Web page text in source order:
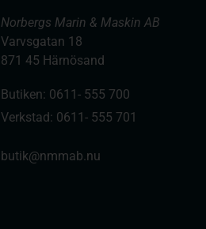
Norbergs Marin & Maskin AB
Varvsgatan 18
871 45 Härnösand
Butiken: 0611- 555 700
Verkstad: 0611- 555 701
butik@nmmab.nu